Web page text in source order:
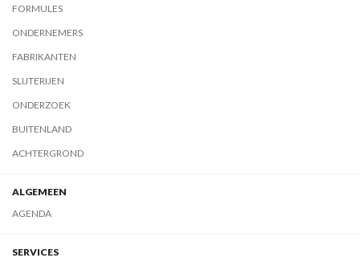
FORMULES
ONDERNEMERS
FABRIKANTEN
SLIJTERIJEN
ONDERZOEK
BUITENLAND
ACHTERGROND
ALGEMEEN
AGENDA
SERVICES